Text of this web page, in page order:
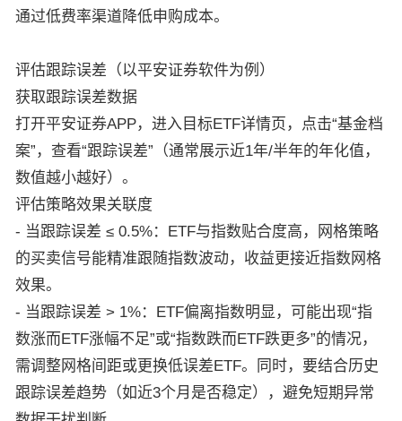
通过低费率渠道降低申购成本。
评估跟踪误差（以平安证券软件为例）
获取跟踪误差数据
打开平安证券APP，进入目标ETF详情页，点击“基金档
案”，查看“跟踪误差”（通常展示近1年/半年的年化值，
数值越小越好）。
评估策略效果关联度
- 当跟踪误差 ≤ 0.5%：ETF与指数贴合度高，网格策略
的买卖信号能精准跟随指数波动，收益更接近指数网格
效果。
- 当跟踪误差 > 1%：ETF偏离指数明显，可能出现“指
数涨而ETF涨幅不足”或“指数跌而ETF跌更多”的情况，
需调整网格间距或更换低误差ETF。同时，要结合历史
跟踪误差趋势（如近3个月是否稳定），避免短期异常